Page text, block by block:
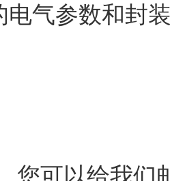
电气参数和封